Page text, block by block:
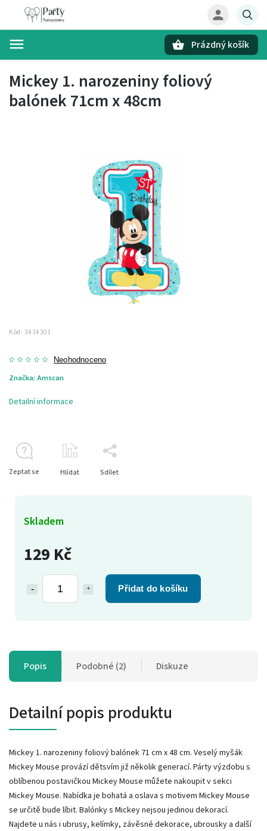
Prázdný košík
Mickey 1. narozeniny foliový
balónek 71cm x 48cm
Kód: 3434301
Neohodnoceno
Značka: Amscan
129 Kč
Přidat do košíku
Skladem
Detailní informace
Zeptat se Hlídat Sdílet
Popis Podobné (2) Diskuze
Detailní popis produktu
Mickey 1. narozeniny foliový balónek 71 cm x 48 cm. Veselý myšák
Mickey Mouse provází dětsvím již několik generací. Párty výzdobu s
oblíbenou postavičkou Mickey Mouse můžete nakoupit v sekci
Mickey Mouse. Nabídka je bohatá a oslava s motivem Mickey Mouse
se určitě bude líbit. Balónky s Mickey nejsou jedinou dekorací.
Najdete u nás i ubrusy, kelímky, závěsné dekorace, ubrousky a další